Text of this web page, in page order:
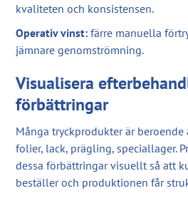
kvaliteten och konsistensen.
Operativ vinst: färre manuella
jämnare genomströmning.
Visualisera
förbättringar
Många tryckprodukter är
folier, lack, prägling, speciallager.
dessa förbättringar visuellt så att
beställer och produktionen får